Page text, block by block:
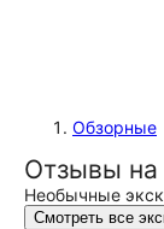
Обзорные
Отзывы на
Необычные
Смотреть все